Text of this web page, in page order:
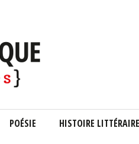
POÉSIE HISTOIRE LITTÉRAIRE